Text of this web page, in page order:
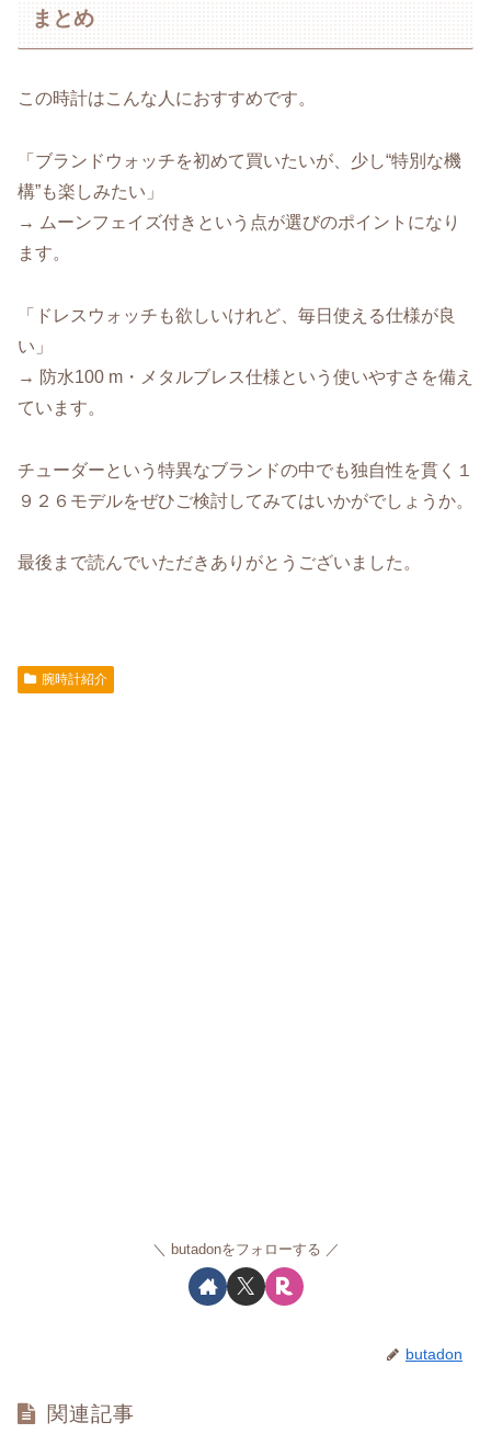
まとめ
この時計はこんな人におすすめです。
「ブランドウォッチを初めて買いたいが、少し“特別な機
構”も楽しみたい」
→ ムーンフェイズ付きという点が選びのポイントになり
ます。
「ドレスウォッチも欲しいけれど、毎日使える仕様が良
い」
→ 防水100 m・メタルブレス仕様という使いやすさを備え
ています。
チューダーという特異なブランドの中でも独自性を貫く１
９２６モデルをぜひご検討してみてはいかがでしょうか。
最後まで読んでいただきありがとうございました。
腕時計紹介
butadonをフォローする
butadon
関連記事